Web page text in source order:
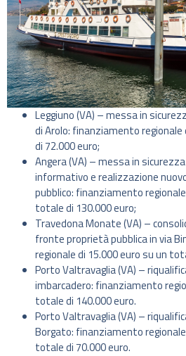
Leggiuno (VA) – messa in
di Arolo: finanziamento
di 72.000 euro;
Angera (VA) – messa in
informativo e realizzazione
pubblico: finanziamento
totale di 130.000 euro;
Travedona Monate (VA) –
fronte proprietà pubblica in via
regionale di 15.000 euro su un
Porto Valtravaglia (VA) –
imbarcadero: finanziamento
totale di 140.000 euro.
Porto Valtravaglia (VA) –
Borgato: finanziamento
totale di 70.000 euro.